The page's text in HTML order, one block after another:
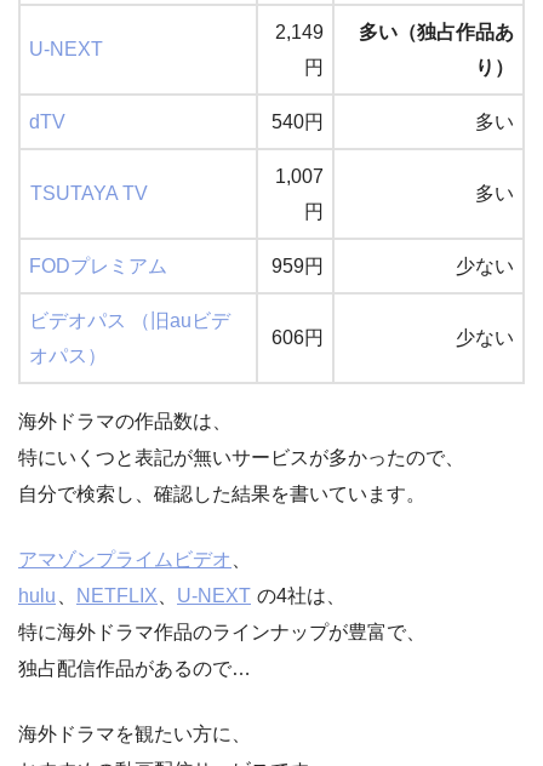
U-NEXT
2,149
円
多い（独占作品あ
り）
dTV 540円 多い
TSUTAYA TV
1,007
円
多い
FODプレミアム 959円 少ない
ビデオパス （旧auビデ
オパス）
606円 少ない
海外ドラマの作品数は、
特にいくつと表記が無いサービスが多かったので、
自分で検索し、確認した結果を書いています。
アマゾンプライムビデオ
hulu
NETFLIX U-NEXT の4社は、
特に海外ドラマ作品のラインナップが豊富で、
独占配信作品があるので…
海外ドラマを観たい方に、